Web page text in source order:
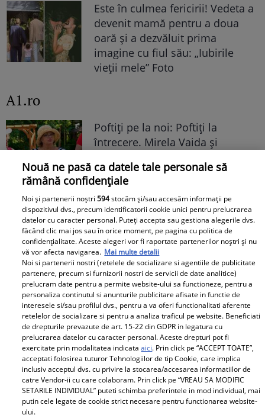
Este în culmea fericirii! Vedeta a
devenit mamă pentru a doua
oară și a dezvăluit prima
imagine cu fiul său: „Iubirile
vieții mele” Foto
A1.ro
Poftiți pe la noi: Poftiți la
întrecere. Mirela Vaida și
atenției după provocarea lui Nea
Mărin
Nouă ne pasă ca datele tale personale să
rămână confidențiale
Noi și partenerii noștri594stocăm și/sau accesăm informații pe
dispozitivul dvs., precum identificatorii cookie unici pentru prelucrarea
datelor cu caracter personal. Puteți accepta sau gestiona alegerile dvs.
făcând clic mai jos sau în orice moment, pe pagina cu politica de
confidențialitate. Aceste alegeri vor fi raportate partenerilor noștri și nu
vă vor afecta navigarea. Mai multe detalii
Noi si partenerii nostri (retelele de socializare si agentiile de publicitate
partenere, precum si furnizorii nostri de servicii de date analitice)
prelucram date pentru a permite website-ului sa functioneze, pentru a
personaliza continutul si anunturile publicitare afisate in functie de
interesele si/sau profilul dvs., pentru a va oferi functionalitati aferente
retelelor de socializare si pentru a analiza traficul pe website. Beneficiati
de drepturile prevazute de art. 15-22 din GDPR in legatura cu
prelucrarea datelor cu caracter personal. Aceste drepturi pot fi
exercitate prin modalitatea indicataaici. Prin click pe “ACCEPT TOATE”,
acceptati folosirea tuturor Tehnologiilor de tip Cookie, care implica
inclusiv acceptul dvs. cu privire la stocarea/accesarea informatiilor de
catre Vendor-ii cu care colaboram. Prin click pe “VREAU SA MODIFIC
SETARILE INDIVIDUAL” puteti schimba preferintele in mod individual, mai
putin cele legate de cookie strict necesare pentru functionarea website-
ului.